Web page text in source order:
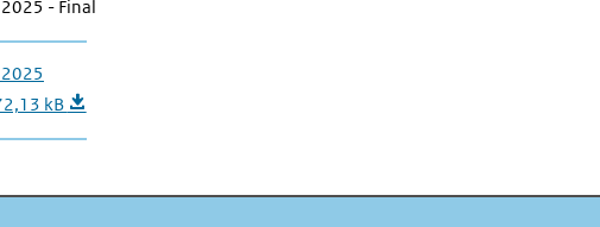
- Final
kB